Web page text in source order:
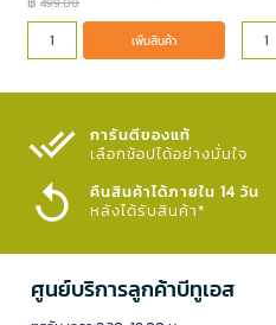
เพิ่มสินค้า
การันตีของแท้
เลือกช้อปได้อย่างมั่นใจ​
คืนสินค้าได้ภายใน 14 วัน
หลังได้รับสินค้า*
ศูนย์บริการลูกค้าบีทูเอส